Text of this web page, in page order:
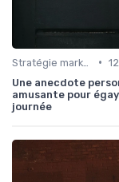
•
Une anecdote
amusante pour
journée